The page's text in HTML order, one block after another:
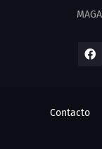
Contacto